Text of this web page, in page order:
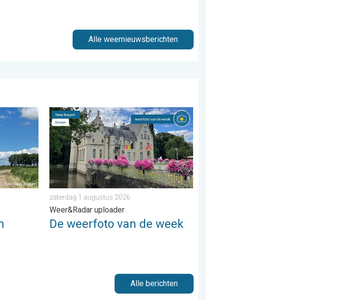
Alle weernieuwsberichten
trekken. Weekendweer. . . donderdag 30 juli 2026
De weerfoto van de week. Weer&Radar uploader. . . zaterdag 1 augustus 2026
zaterdag 1 augustus 2026
Weer&Radar uploader
De weerfoto van de week
Alle berichten